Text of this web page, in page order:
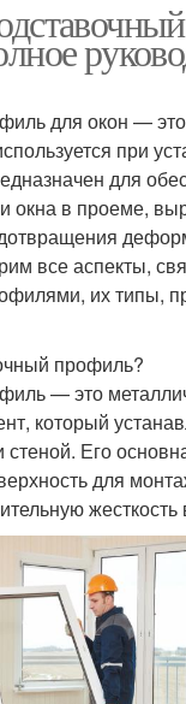
для окон —
при
для
окна в проеме,
все аспекты,
их типы,
профиль?
— это
который
стеной. Его
для
жесткость